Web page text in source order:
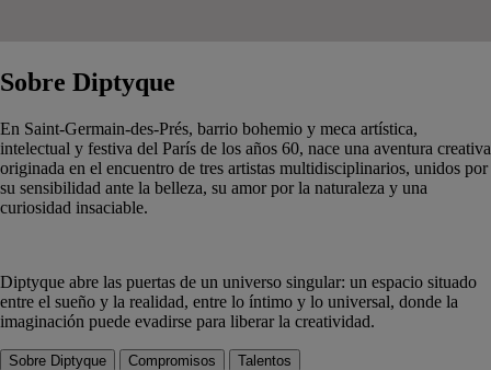
Sobre Diptyque
En Saint-Germain-des-Prés, barrio bohemio y meca artística,
intelectual y festiva del París de los años 60, nace una aventura creativa
originada en el encuentro de tres artistas multidisciplinarios, unidos por
su sensibilidad ante la belleza, su amor por la naturaleza y una
curiosidad insaciable.
Diptyque abre las puertas de un universo singular: un espacio situado
entre el sueño y la realidad, entre lo íntimo y lo universal, donde la
imaginación puede evadirse para liberar la creatividad.
Sobre Diptyque Compromisos Talentos